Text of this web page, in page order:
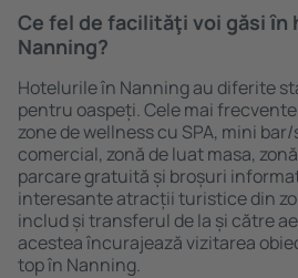
Ce fel de facilităţi voi găsi ȋn
Nanning?
Hotelurile în Nanning au diferite
pentru oaspeți. Cele mai
zone de wellness cu SPA, mini
comercial, zonă de luat masa,
parcare gratuită și broșuri
interesante atracții turistice din
includ și transferul de la și către
acestea încurajează vizitarea
top în Nanning.